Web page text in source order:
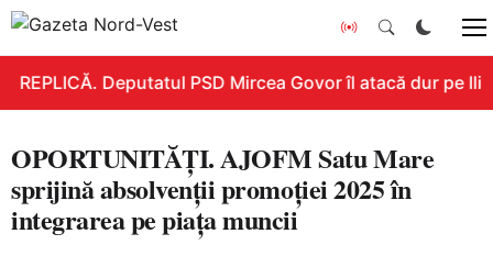
REPLICĂ. Deputatul PSD Mircea Govor îl atacă dur pe
OPORTUNITĂȚI. AJOFM Satu Mare
sprijină absolvenții promoției 2025 în
integrarea pe piața muncii